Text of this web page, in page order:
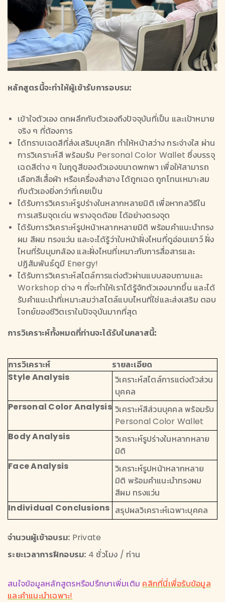
หลักสูตรนี้จะทำให้ผู้เข้ารับการอบรม:
เข้าใจตัวเอง ตกผลึกกับตัวเองถึงปัจจุบันที่เป็น และเป้าหมาย
จริง ๆ ที่ต้องการ
ได้ทราบเฉดสีที่ส่งเสริมบุคลิก ทำให้หน้าสว่าง กระจ่างใส ผ่าน
การวิเคราะห์สี พร้อมรับ Personal Color Wallet ซึ่งบรรจุ
เฉดสีต่าง ๆ ในฤดูสีของตัวเองขนาดพกพา เพื่อให้สามารถ
เลือกสีเสื้อผ้า หรือเครื่องสำอาง ได้ถูกเฉด ถูกโทนเหมาะสม
กับตัวเองยิ่งกว่าที่เคยเป็น
ได้รับการวิเคราะห์รูปร่างในหลากหลายมิติ เพื่อหากลวิธีใน
การเสริมจุดเด่น พรางจุดด้อย ได้อย่างตรงจุด
ได้รับการวิเคราะห์รูปหน้าหลากหลายมิติ พร้อมคำแนะนำทรง
ผม สีผม ทรงแว่น และจะได้รู้ว่าใบหน้าฝั่งไหนที่ดูอ่อนเยาว์ ฝั่ง
ไหนที่รับมุมกล้อง และฝั่งไหนที่เหมาะกับการสื่อสารและ
ปฏิสัมพันธ์ดูมี Energy!
ได้รับการวิเคราะห์สไตล์การแต่งตัวผ่านแบบสอบถามและ
Workshop ต่าง ๆ ที่จะทำให้เราได้รู้จักตัวเองมากขึ้น และได้
รับคำแนะนำที่เหมาะสมว่าสไตล์แบบไหนที่ใช่และส่งเสริม ตอบ
โจทย์ของชีวิตเราในปัจจุบันมากที่สุด
การวิเคราะห์ทั้งหมดที่ท่านจะได้รับในคลาสนี้:
การวิเคราะห์
รายละเอียด
Style Analysis
วิเคราะห์สไตล์การแต่งตัวส่วน
บุคคล
Personal Color Analysis วิเคราะห์สีส่วนบุคคล พร้อมรับ
Personal Color Wallet
Body Analysis
วิเคราะห์รูปร่างในหลากหลาย
มิติ
Face Analysis
วิเคราะห์รูปหน้าหลากหลาย
มิติ พร้อมคำแนะนำทรงผม
สีผม ทรงแว่น
Individual Conclusions สรุปผลวิเคราะห์เฉพาะบุคคล
จำนวนผู้เข้าอบรม: Private
ระยะเวลาการฝึกอบรม: 4 ชั่วโมง / ท่าน
สนใจข้อมูลหลักสูตรหรือปรึกษาเพิ่มเติม คลิกที่นี่เพื่อรับข้อมูล
และคำแนะนำเฉพาะ!